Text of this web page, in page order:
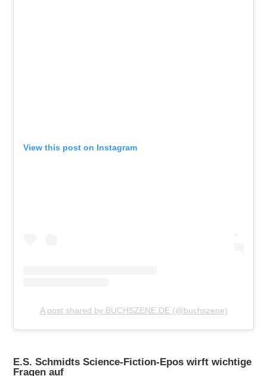
View this post on Instagram
A post shared by BUCHSZENE.DE (@buchszene)
E.S. Schmidts Science-Fiction-Epos wirft wichtige
Fragen auf